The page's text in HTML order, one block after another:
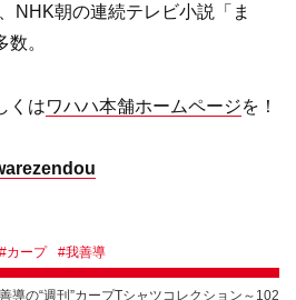
NHK朝の連続テレビ小説「ま
。
くはワハハ本舗ホームページを！
#カープ #我善導
導の“週刊”カープTシャツコレクション～102